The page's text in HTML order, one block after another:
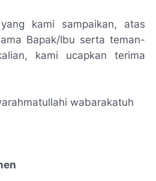
kami sampaikan, atas
Bapak/Ibu serta teman-
kami ucapkan terima
wabarakatuh